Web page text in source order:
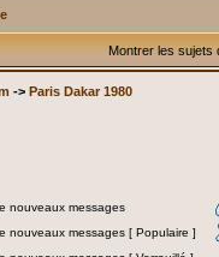
Montrer les sujets
-> Paris Dakar 1980
nouveaux messages
nouveaux messages [ Populaire ]